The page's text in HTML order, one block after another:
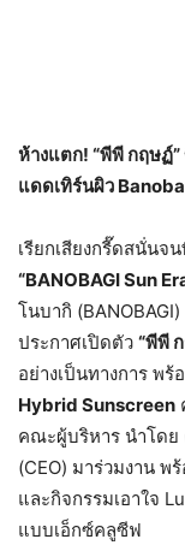
ห้างแตก! “พีพี กฤษฏ์
แดดเทิร์นผิว
เรียกเสียงกรี๊ดสนั่น
“BANOBAGI Sun
โนบากิ
ประกาศเปิดตัว “พีพี
อย่างเป็นทางการ พ
Hybrid Sunscreen
คณะผู้บริหาร นำโดย
(CEO) มาร่วมงาน พ
และกิจกรรมเอาใจ
แบบเอ็กซ์คลูซีฟ